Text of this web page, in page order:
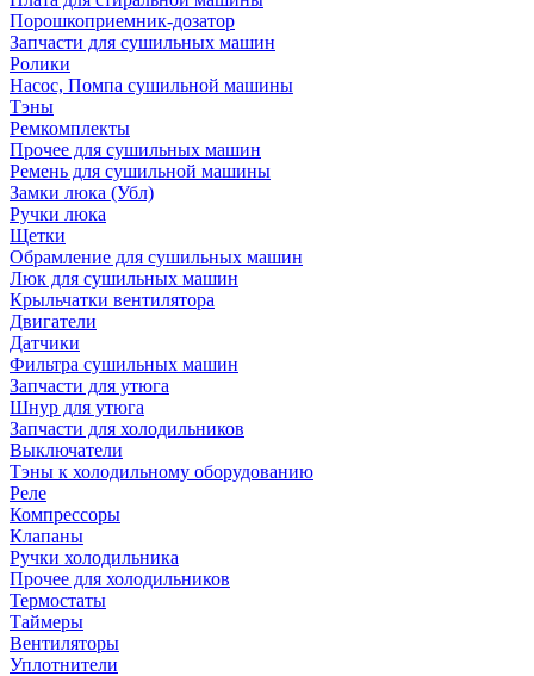
Порошкоприемник-дозатор
Запчасти для сушильных машин
Ролики
Насос, Помпа сушильной машины
Тэны
Ремкомплекты
Прочее для сушильных машин
Ремень для сушильной машины
Замки люка (Убл)
Ручки люка
Щетки
Обрамление для сушильных машин
Люк для сушильных машин
Крыльчатки вентилятора
Двигатели
Датчики
Фильтра сушильных машин
Запчасти для утюга
Шнур для утюга
Запчасти для холодильников
Выключатели
Тэны к холодильному оборудованию
Реле
Компрессоры
Клапаны
Ручки холодильника
Прочее для холодильников
Термостаты
Таймеры
Вентиляторы
Уплотнители